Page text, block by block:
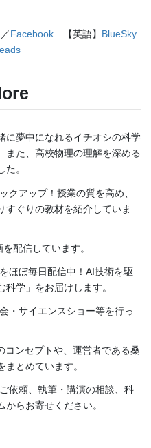
／Facebook 【英語】 BlueSky
に夢中になれるイチオシの科学
また、高校物理の理解を深める
。
クアップ！授業の質を高め、
すぐりの教材を紹介していま
配信しています。
ほぼ毎日配信中！AI技術を駆
学」をお届けします。
・サイエンスショー等を行っ
ンセプトや、運営者である桑
とめています。
依頼、執筆・講演の相談、科
らお寄せください。